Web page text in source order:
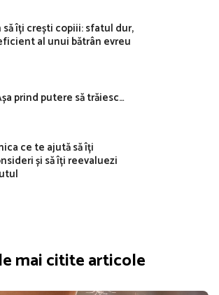
să îți crești copiii: sfatul dur,
al unui bătrân evreu
prind putere să trăiesc…
ce te ajută să îți
și să îți reevaluezi
mai citite articole